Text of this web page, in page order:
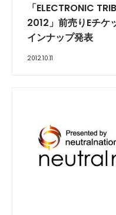
「ELECTRONIC
2012」前売りEチケ
インナップ発表
2012.10.11